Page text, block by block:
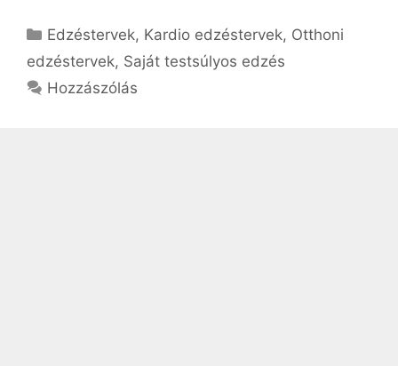
Kategória
Edzéstervek, Kardio edzéstervek, Otthoni
edzéstervek, Saját testsúlyos edzés
Hozzászólás